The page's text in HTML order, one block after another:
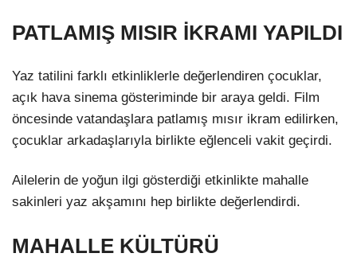
PATLAMIŞ MISIR İKRAMI YAPILDI
Yaz tatilini farklı etkinliklerle değerlendiren çocuklar,
açık hava sinema gösteriminde bir araya geldi. Film
öncesinde vatandaşlara patlamış mısır ikram edilirken,
çocuklar arkadaşlarıyla birlikte eğlenceli vakit geçirdi.
Ailelerin de yoğun ilgi gösterdiği etkinlikte mahalle
sakinleri yaz akşamını hep birlikte değerlendirdi.
MAHALLE KÜLTÜRÜ